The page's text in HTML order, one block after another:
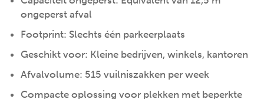
ongeperst afval
Footprint: Slechts één parkeerplaats
Geschikt voor: Kleine bedrijven, winkels, kantoren
Afvalvolume: 515 vuilniszakken per week
Compacte oplossing voor plekken met beperkte